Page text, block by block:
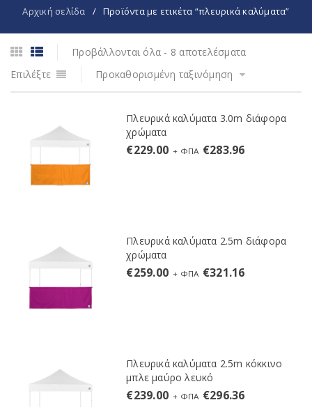
Αρχική σελίδα / Προϊόντα με ετικέτα “πλευρικά καλύματα”
Προβάλλονται όλα - 8 αποτελέσματα
Επιλέξτε
Προκαθορισμένη ταξινόμηση
Πλευρικά καλύματα 3.0m διάφορα
χρώματα
€229.00 + ΦΠΑ €283.96
Πλευρικά καλύματα 2.5m διάφορα
χρώματα
€259.00 + ΦΠΑ €321.16
Πλευρικά καλύματα 2.5m κόκκινο
μπλε μαύρο λευκό
€239.00 + ΦΠΑ €296.36